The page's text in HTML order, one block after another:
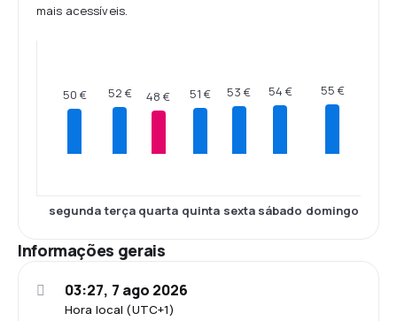
mais acessíveis.
50 €
segunda
52 €
terça
48 €
quarta
51 €
quinta
53 €
sexta
54 €
sábado
55 €
domingo
Informações gerais
Hora local (UTC+1)
03:27, 7 ago 2026